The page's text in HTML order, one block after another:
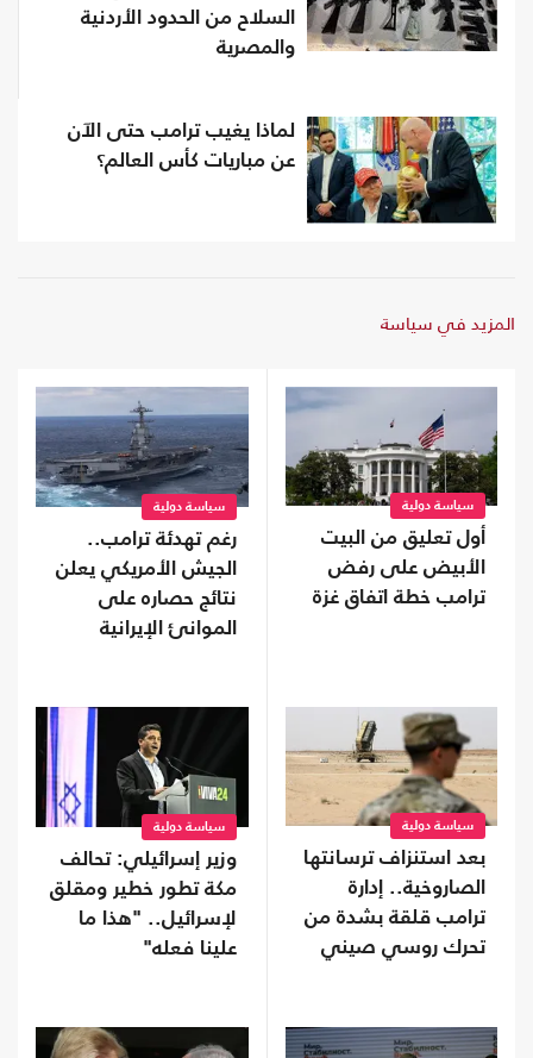
السلاح من الحدود الأردنية
والمصرية
لماذا يغيب ترامب حتى الآن
عن مباريات كأس العالم؟
المزيد في سياسة
سياسة دولية
أول تعليق من البيت
الأبيض على رفض
ترامب خطة اتفاق غزة
سياسة دولية
رغم تهدئة ترامب..
الجيش الأمريكي يعلن
نتائج حصاره على
الموانئ الإيرانية
سياسة دولية
بعد استنزاف ترسانتها
الصاروخية.. إدارة
ترامب قلقة بشدة من
تحرك روسي صيني
سياسة دولية
وزير إسرائيلي: تحالف
مكة تطور خطير ومقلق
لإسرائيل.. "هذا ما
علينا فعله"